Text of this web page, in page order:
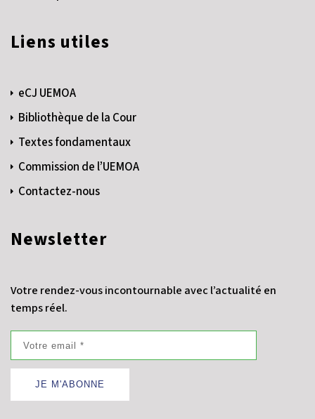
Liens utiles
eCJ UEMOA
Bibliothèque de la Cour
Textes fondamentaux
Commission de l’UEMOA
Contactez-nous
Newsletter
Votre rendez-vous incontournable avec l’actualité en
temps réel.
JE M'ABONNE